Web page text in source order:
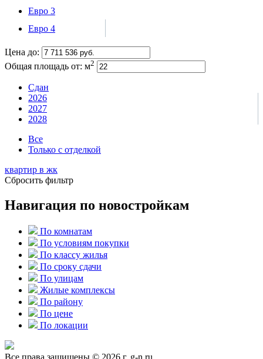
Евро 3
Евро 4
Цена до:
Общая площадь от: м2
Сдан
2026
2027
2028
Все
Только с отделкой
квартир в жк
Сбросить фильтр
Навигация по новостройкам
По комнатам
По условиям покупки
По классу жилья
По сроку сдачи
По улицам
Жилые комплексы
По району
По цене
По локации
Все права защищены © 2026 г. g-n.ru